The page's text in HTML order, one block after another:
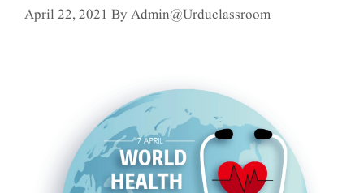
April 22, 2021 ByAdmin@urduclassroom